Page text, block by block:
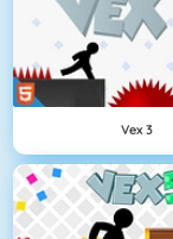
Vex 3